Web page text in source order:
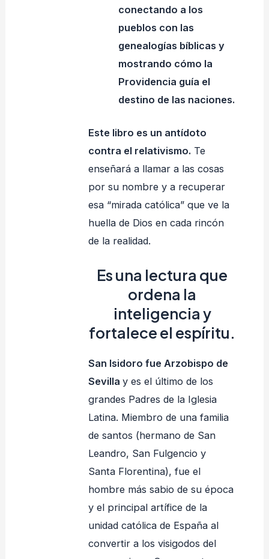
conectando a los
pueblos con las
genealogías bíblicas y
mostrando cómo la
Providencia guía el
destino de las naciones.
Este libro es un antídoto
contra el relativismo. Te
enseñará a llamar a las cosas
por su nombre y a recuperar
esa “mirada católica” que ve la
huella de Dios en cada rincón
de la realidad.
Es una lectura que
ordena la
inteligencia y
fortalece el espíritu.
San Isidoro fue Arzobispo de
Sevillay es el último de los
grandes Padres de la Iglesia
Latina. Miembro de una familia
de santos (hermano de San
Leandro, San Fulgencio y
Santa Florentina), fue el
hombre más sabio de su época
y el principal artífice de la
unidad católica de España al
convertir a los visigodos del